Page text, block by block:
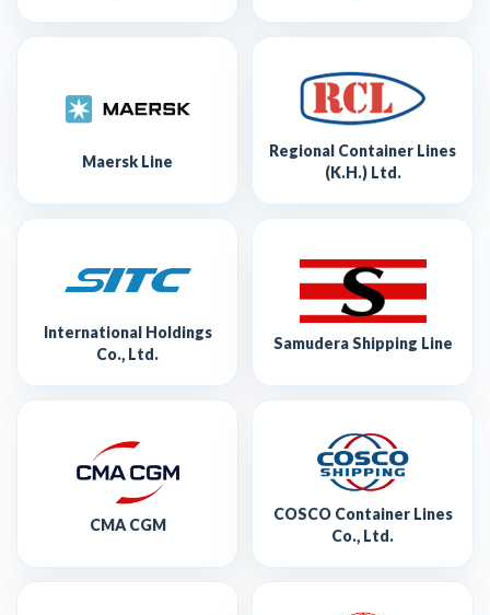
Maersk Line
Regional Container Lines
(K.H.) Ltd.
International Holdings
Co., Ltd.
Samudera Shipping Line
CMA CGM
COSCO Container Lines
Co., Ltd.